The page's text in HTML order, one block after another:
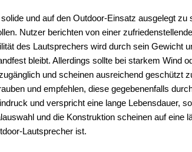
und auf den Outdoor-Einsatz ausgelegt
Nutzer berichten von einer
des Lautsprechers wird durch sein Gewicht
bleibt. Allerdings sollte bei starkem Wind
und scheinen ausreichend geschützt
und empfehlen, diese gegebenenfalls
und verspricht eine lange Lebensdauer,
und die Konstruktion scheinen auf eine
Lautsprecher ist.